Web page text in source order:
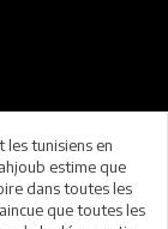
les tunisiens en
estime que
dans toutes les
que toutes les